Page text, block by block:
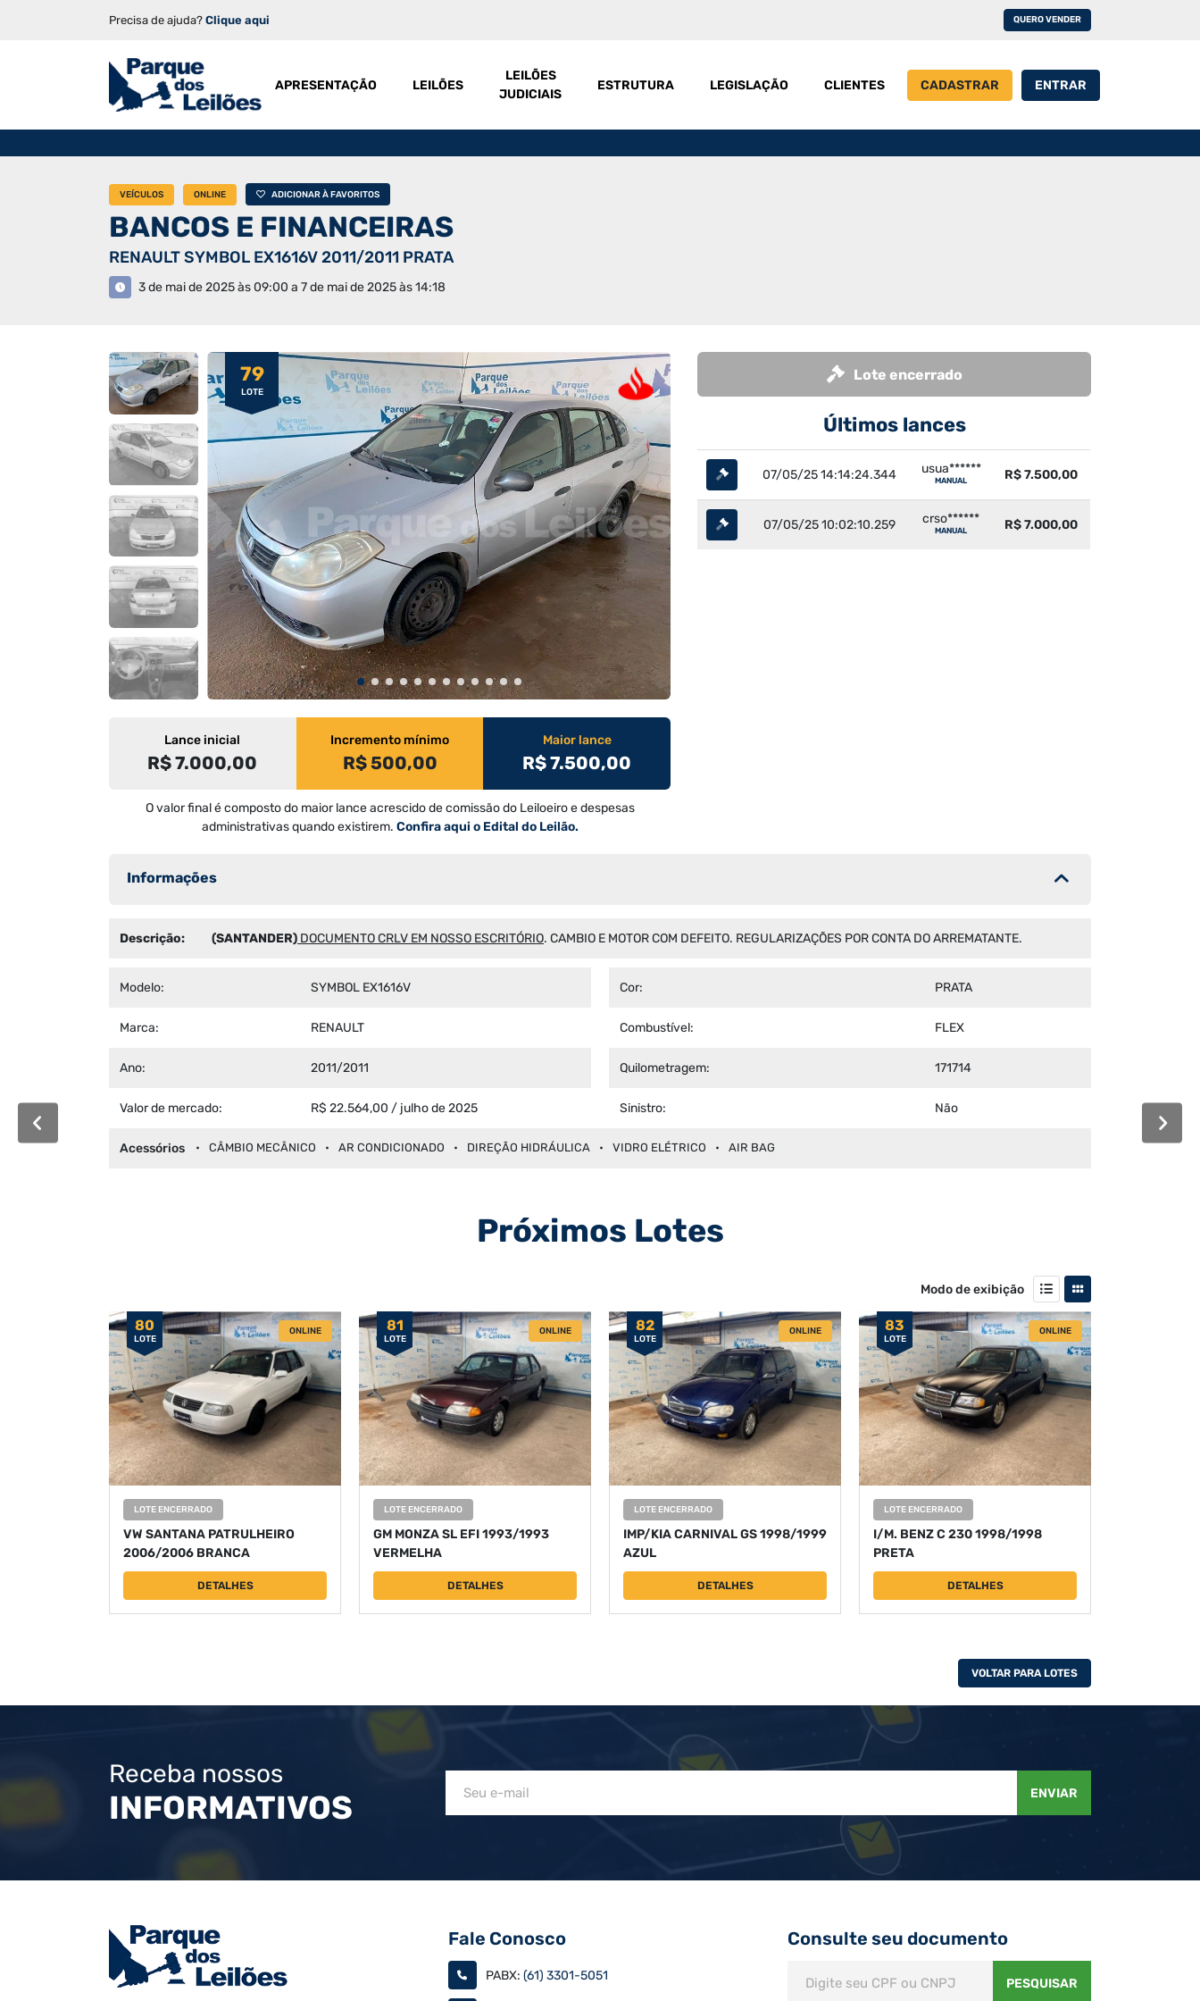
Precisa de ajuda? Clique aqui QUERO VENDER
APRESENTAÇÃO LEILÕES
LEILÕES
JUDICIAIS
ESTRUTURA LEGISLAÇÃO CLIENTES CADASTRAR ENTRAR
VEÍCULOS ONLINE ADICIONAR À FAVORITOS
BANCOS E FINANCEIRAS
RENAULT SYMBOL EX1616V 2011/2011 PRATA
3 de mai de 2025 às 09:00 a 7 de mai de 2025 às 14:18
79
LOTE
Lance inicial
R$ 7.000,00
Incremento mínimo
R$ 500,00
Maior lance
R$ 7.500,00
O valor final é composto do maior lance acrescido de comissão do Leiloeiro e despesas
administrativas quando existirem. Confira aqui o Edital do Leilão.
Lote encerrado
Últimos lances
07/05/25 14:14:24.344 usua******
MANUAL R$ 7.500,00
07/05/25 10:02:10.259 crso******
MANUAL R$ 7.000,00
Informações
Descrição: (SANTANDER) DOCUMENTO CRLV EM NOSSO ESCRITÓRIO. CAMBIO E MOTOR COM DEFEITO. REGULARIZAÇÕES POR CONTA DO ARREMATANTE.
Modelo: SYMBOL EX1616V
Marca: RENAULT
Ano: 2011/2011
Valor de mercado: R$ 22.564,00 / julho de 2025
Cor: PRATA
Combustível: FLEX
Quilometragem: 171714
Sinistro: Não
Acessórios CÂMBIO MECÂNICO AR CONDICIONADO DIREÇÃO HIDRÁULICA VIDRO ELÉTRICO AIR BAG
Próximos Lotes
Modo de exibição
80
LOTE
ONLINE
LOTE ENCERRADO
VW SANTANA PATRULHEIRO
2006/2006 BRANCA
DETALHES
81
LOTE
ONLINE
LOTE ENCERRADO
GM MONZA SL EFI 1993/1993
VERMELHA
DETALHES
82
LOTE
ONLINE
LOTE ENCERRADO
IMP/KIA CARNIVAL GS 1998/1999
AZUL
DETALHES
83
LOTE
ONLINE
LOTE ENCERRADO
I/M. BENZ C 230 1998/1998
PRETA
DETALHES
VOLTAR PARA LOTES
Receba nossos
INFORMATIVOS ENVIAR
Fale Conosco
PABX: (61) 3301-5051
Consulte seu documento
PESQUISAR